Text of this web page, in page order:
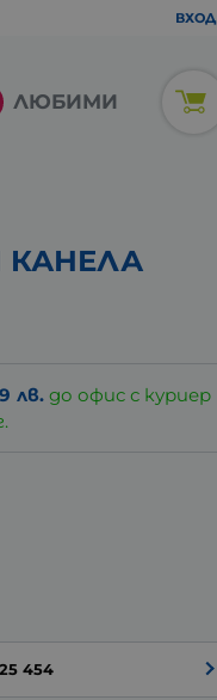
ВХОД
ЛЮБИМИ
КАНЕЛА
лв. до офис с куриер
454